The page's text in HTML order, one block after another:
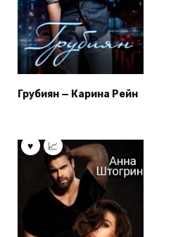
Грубиян — Карина Рейн